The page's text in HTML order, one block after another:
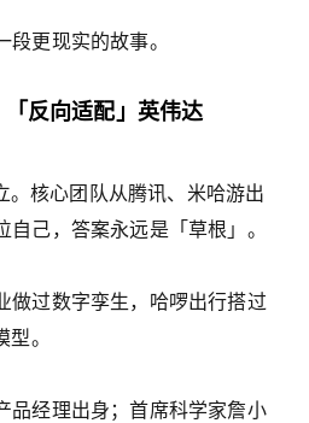
更现实的故事。
「反向适配」英伟达
核心团队从腾讯、米哈游出
己，答案永远是「草根」。
做过数字孪生，哈啰出行搭过
。
品经理出身；首席科学家詹小